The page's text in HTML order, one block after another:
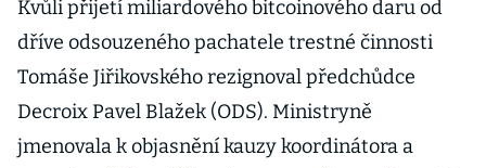
Kvůli přijetí miliardového bitcoinového daru od
dříve odsouzeného pachatele trestné činnosti
Tomáše Jiřikovského rezignoval předchůdce
Decroix Pavel Blažek (ODS). Ministryně
jmenovala k objasnění kauzy koordinátora a